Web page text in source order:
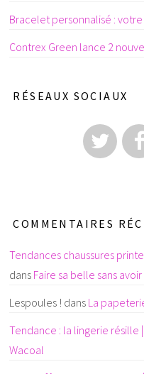
Bracelet personnalisé :
Contrex Green lance 2
RÉSEAUX SOCIAUX
COMMENTAIRES
Tendances chaussures
dans Faire sa belle sans
Lespoules ! dans La
Tendance : la lingerie résille
Wacoal